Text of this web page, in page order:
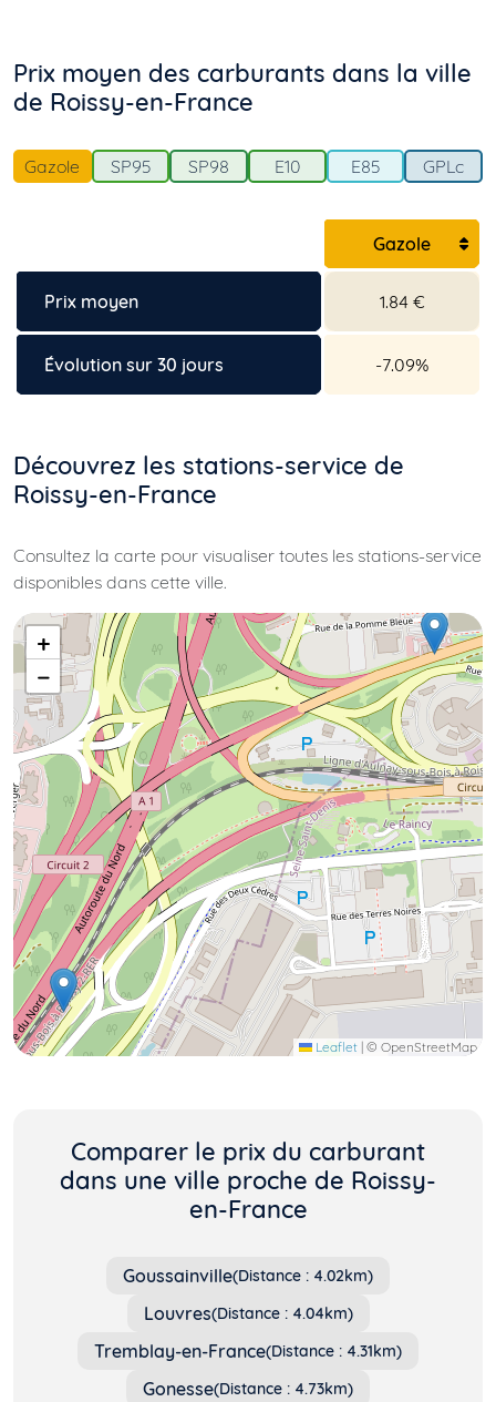
Prix moyen des carburants dans la ville
de Roissy-en-France
Gazole SP95 SP98 E10 E85 GPLc
Gazole
Prix moyen 1.84 €
Évolution sur 30 jours -7.09%
Découvrez les stations-service de
Roissy-en-France
Consultez la carte pour visualiser toutes les stations-service
disponibles dans cette ville.
+
−
Leaflet | © OpenStreetMap
Comparer le prix du carburant
dans une ville proche de Roissy-
en-France
Goussainville(Distance : 4.02km)
Louvres(Distance : 4.04km)
Tremblay-en-France(Distance : 4.31km)
Gonesse(Distance : 4.73km)